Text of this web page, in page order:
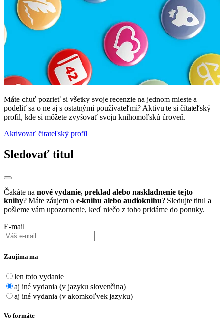
Máte chuť pozrieť si všetky svoje recenzie na jednom mieste a
podeliť sa o ne aj s ostatnými používateľmi? Aktivujte si čítateľský
profil, kde si môžete zvyšovať svoju knihomoľskú úroveň.
Aktivovať čitateľský profil
Sledovať titul
Čakáte na nové vydanie, preklad alebo naskladnenie tejto
knihy? Máte záujem o e-knihu alebo audioknihu? Sledujte titul a
pošleme vám upozornenie, keď niečo z toho pridáme do ponuky.
E-mail
Zaujíma ma
len toto vydanie
aj iné vydania (v jazyku slovenčina)
aj iné vydania (v akomkoľvek jazyku)
Vo formáte